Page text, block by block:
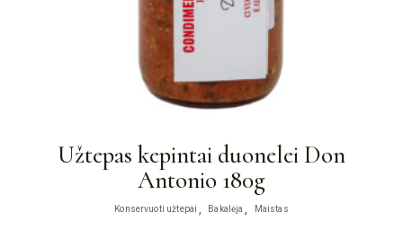
Užtepas kepintai duonelei Don
Antonio 180g
Konservuoti užtepai Bakalėja Maistas